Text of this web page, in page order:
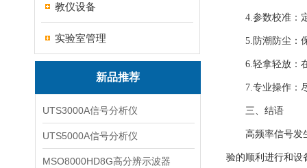
教仪设备
实验室管理
新品推荐
UTS3000A信号分析仪
UTS5000A信号分析仪
MSO8000HD8G高分辨示波器
4.参数校准：定
5.防潮防尘：保
6.轻拿轻放：在
7.专业操作：尽
三、结语
高频率信号发生
验的顺利进行和设